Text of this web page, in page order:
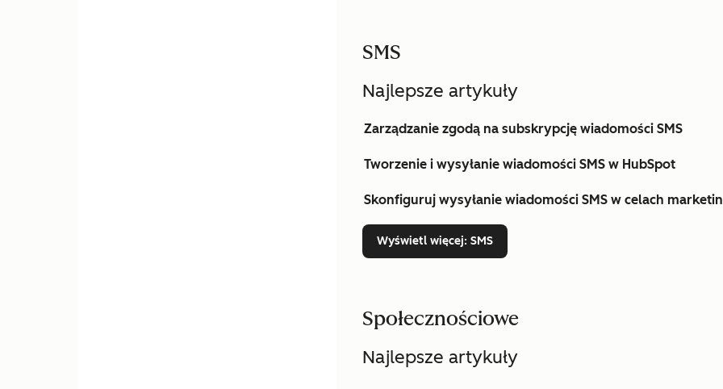
SMS
Najlepsze artykuły
Zarządzanie zgodą na subskrypcję wiadomości SMS
Tworzenie i wysyłanie wiadomości SMS w HubSpot
Skonfiguruj wysyłanie wiadomości SMS w celach
Wyświetl więcej: SMS
Społecznościowe
Najlepsze artykuły